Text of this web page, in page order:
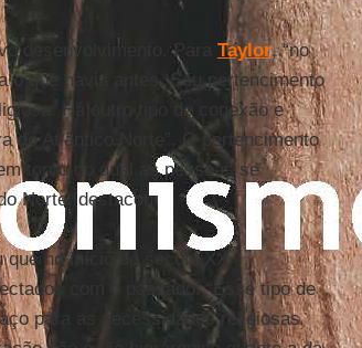
desenvolvimento. Para Taylor, “no
o que havia antes. Seu pertencimento
Há outro tipo de conexão e
do Atlântico Norte”. O pertencimento
torno do qual as pessoas se
Norte, destacou.
no início do século XX
com o passado. “Esse tipo de
para as necessidades religiosas